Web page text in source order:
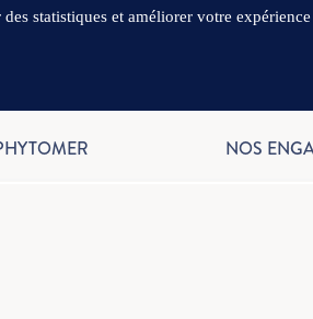
NOS
statistiques et améliorer votre